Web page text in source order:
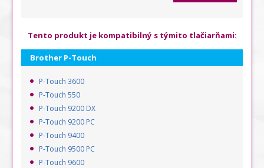
Tento produkt je kompatibilný s týmito tlačiarňami:
Brother P-Touch
P-Touch 3600
P-Touch 550
P-Touch 9200 DX
P-Touch 9200 PC
P-Touch 9400
P-Touch 9500 PC
P-Touch 9600